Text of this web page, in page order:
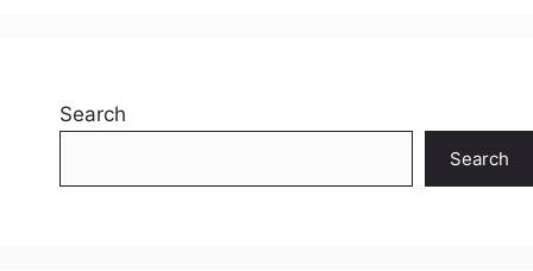
Search
Search